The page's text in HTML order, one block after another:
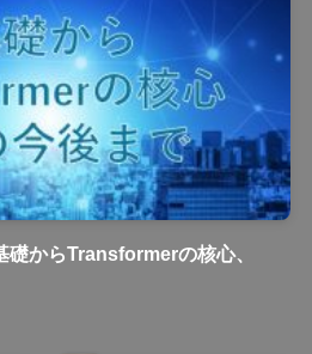
からTransformerの核心、